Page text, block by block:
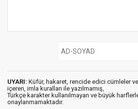
UYARI: Küfür, hakaret, rencide edici cümleler
içeren, imla kuralları ile yazılmamış,
Türkçe karakter kullanılmayan ve büyük
onaylanmamaktadır.